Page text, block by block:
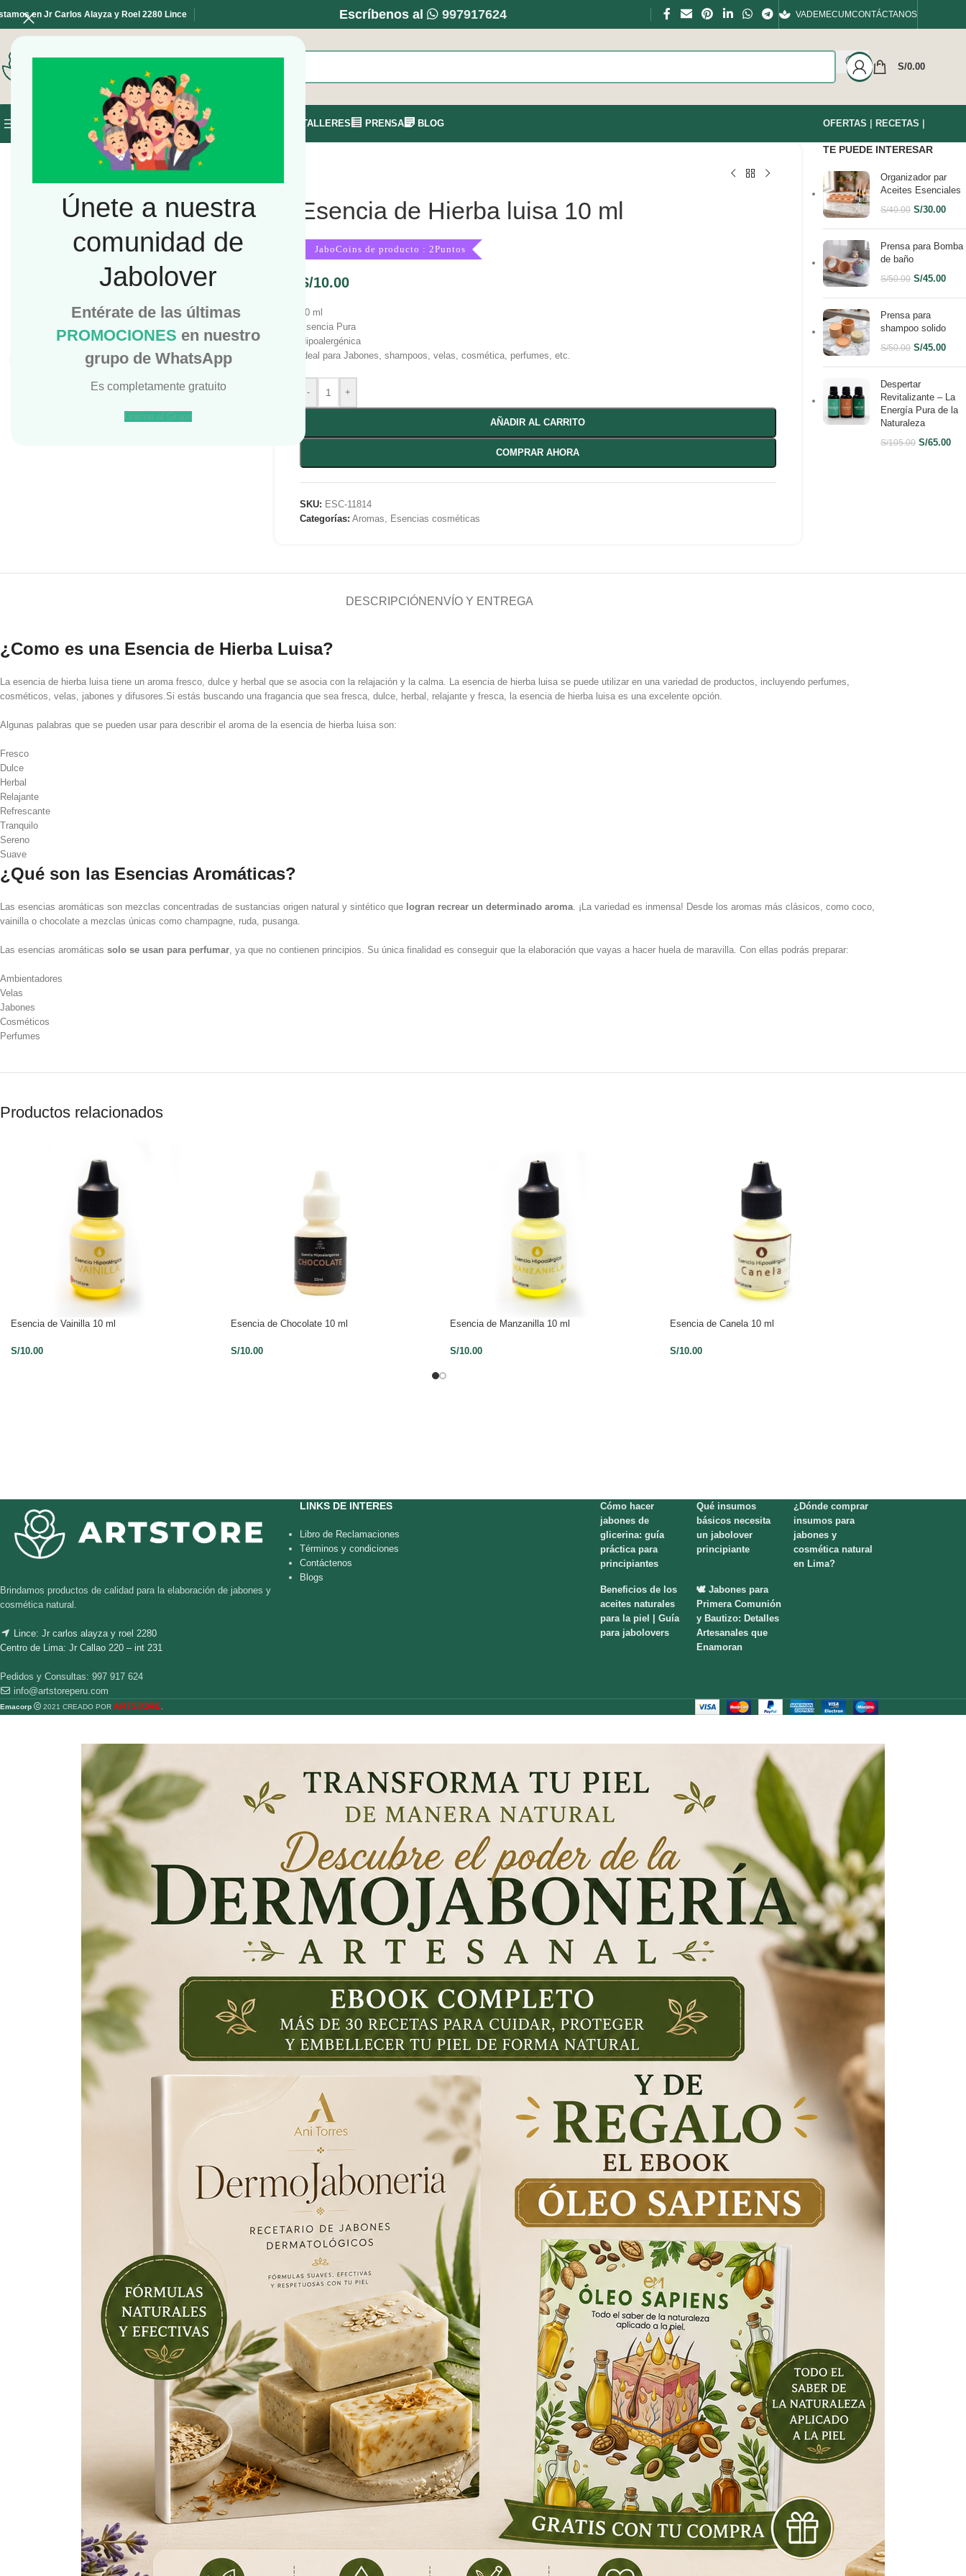
Únete a nuestra
comunidad de
Jabolover
Entérate de las últimas
PROMOCIONES en nuestro
grupo de WhatsApp
Es completamente gratuito
Unirme al Grupo
en Jr Carlos Alayza y Roel 2280 Lince Escríbenos al 997917624 VADEMECUMCONTÁCTANOS
S/0.00
NAVEGAR POR LAS CATEGORÍAS INICIO TALLERES PRENSA BLOG OFERTAS RECETAS
Haga Click para agrandar
Esencia de Hierba luisa 10 ml
JaboCoins de producto : 2Puntos
S/10.00
10 ml
Esencia Pura
Hipoalergénica
Ideal para Jabones, shampoos, velas, cosmética, perfumes, etc.
- +
AÑADIR AL CARRITO
COMPRAR AHORA
SKU: ESC-11814
Categorías: Aromas, Esencias cosméticas
TE PUEDE INTERESAR
Organizador par
Aceites Esenciales
S/40.00 S/30.00
Prensa para Bomba
de baño
S/50.00 S/45.00
Prensa para
shampoo solido
S/50.00 S/45.00
Despertar
Revitalizante – La
Energía Pura de la
Naturaleza
S/105.00 S/65.00
DESCRIPCIÓN ENVÍO Y ENTREGA
¿Como es una Esencia de Hierba Luisa?
La esencia de hierba luisa tiene un aroma fresco, dulce y herbal que se asocia con la relajación y la calma. La esencia de hierba luisa se puede utilizar en una variedad de productos, incluyendo perfumes,
cosméticos, velas, jabones y difusores.Si estás buscando una fragancia que sea fresca, dulce, herbal, relajante y fresca, la esencia de hierba luisa es una excelente opción.
Algunas palabras que se pueden usar para describir el aroma de la esencia de hierba luisa son:
Fresco
Dulce
Herbal
Relajante
Refrescante
Tranquilo
Sereno
Suave
¿Qué son las Esencias Aromáticas?
Las esencias aromáticas son mezclas concentradas de sustancias origen natural y sintético que logran recrear un determinado aroma. ¡La variedad es inmensa! Desde los aromas más clásicos, como coco,
vainilla o chocolate a mezclas únicas como champagne, ruda, pusanga.
Las esencias aromáticas solo se usan para perfumar, ya que no contienen principios. Su única finalidad es conseguir que la elaboración que vayas a hacer huela de maravilla. Con ellas podrás preparar:
Ambientadores
Velas
Jabones
Cosméticos
Perfumes
Productos relacionados
Esencia de Vainilla 10 ml
S/10.00
Esencia de Chocolate 10 ml
S/10.00
Esencia de Manzanilla 10 ml
S/10.00
Esencia de Canela 10 ml
S/10.00
Brindamos productos de calidad para la elaboración de jabones y
cosmética natural.
Lince: Jr carlos alayza y roel 2280
Centro de Lima: Jr Callao 220 – int 231
Pedidos y Consultas: 997 917 624
info@artstoreperu.com
LINKS DE INTERES
Libro de Reclamaciones
Términos y condiciones
Contáctenos
Blogs
Cómo hacer
jabones de
glicerina: guía
práctica para
principiantes
Qué insumos
básicos necesita
un jabolover
principiante
¿Dónde comprar
insumos para
jabones y
cosmética natural
en Lima?
Beneficios de los
aceites naturales
para la piel | Guía
para jabolovers
🕊️ Jabones para
Primera Comunión
y Bautizo: Detalles
Artesanales que
Enamoran
Emacorp 2021 CREADO POR ARTSTORE.